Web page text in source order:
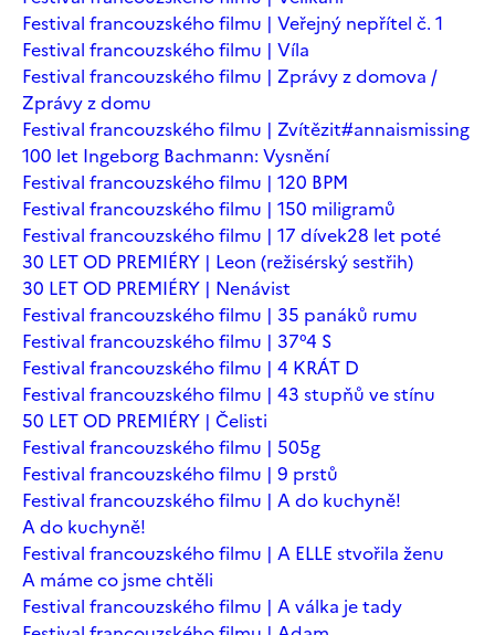
Festival francouzského filmu | Veřejný nepřítel č. 1
Festival francouzského filmu | Víla
Festival francouzského filmu | Zprávy z domova /
Zprávy z domu
Festival francouzského filmu | Zvítězit#annaismissing
100 let Ingeborg Bachmann: Vysnění
Festival francouzského filmu | 120 BPM
Festival francouzského filmu | 150 miligramů
Festival francouzského filmu | 17 dívek28 let poté
30 LET OD PREMIÉRY | Leon (režisérský sestřih)
30 LET OD PREMIÉRY | Nenávist
Festival francouzského filmu | 35 panáků rumu
Festival francouzského filmu | 37°4 S
Festival francouzského filmu | 4 KRÁT D
Festival francouzského filmu | 43 stupňů ve stínu
50 LET OD PREMIÉRY | Čelisti
Festival francouzského filmu | 505g
Festival francouzského filmu | 9 prstů
Festival francouzského filmu | A do kuchyně!
A do kuchyně!
Festival francouzského filmu | A ELLE stvořila ženu
A máme co jsme chtěli
Festival francouzského filmu | A válka je tady